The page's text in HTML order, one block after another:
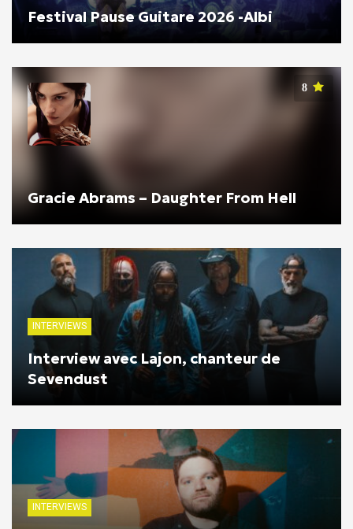
Festival Pause Guitare 2026 -Albi
8
Gracie Abrams – Daughter From Hell
INTERVIEWS
Interview avec Lajon, chanteur de
Sevendust
INTERVIEWS